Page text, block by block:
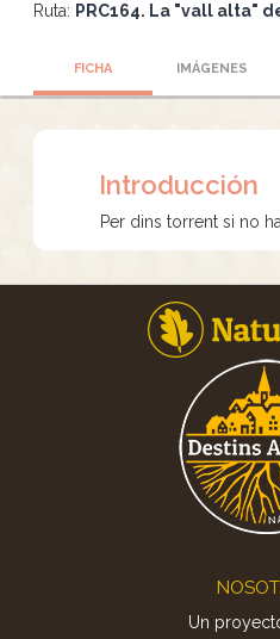
Ruta: PRC164. La "vall alta"
FICHA IMÁGENES
Introducción
Per dins torrent si no
Un